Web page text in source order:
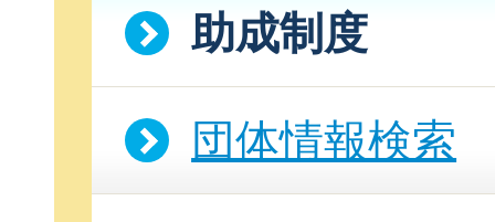
助成制度
団体情報検索